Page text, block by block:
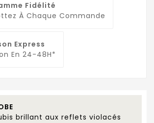
Fidélité
À Chaque Commande
Express
En 24-48H*
brillant aux reflets violacés